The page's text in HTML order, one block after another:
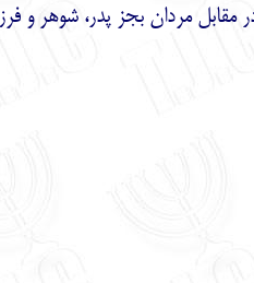
مقابل مردان بجز پدر، شوهر و